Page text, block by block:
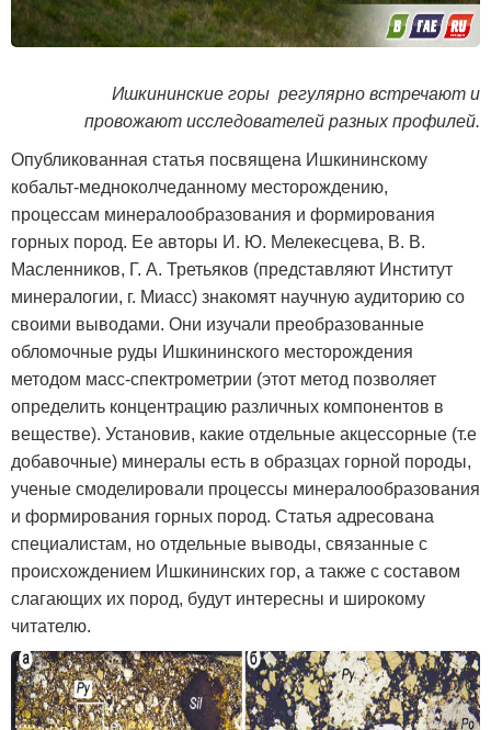
Ишкининские горы регулярно встречают и
провожают исследователей разных профилей.
Опубликованная статья посвящена Ишкининскому
кобальт-медноколчеданному месторождению,
процессам минералообразования и формирования
горных пород. Ее авторы И. Ю. Мелекесцева, В. В.
Масленников, Г. А. Третьяков (представляют Институт
минералогии, г. Миасс) знакомят научную аудиторию со
своими выводами. Они изучали преобразованные
обломочные руды Ишкининского месторождения
методом масс-спектрометрии (этот метод позволяет
определить концентрацию различных компонентов в
веществе). Установив, какие отдельные акцессорные (т.е
добавочные) минералы есть в образцах горной породы,
ученые смоделировали процессы минералообразования
и формирования горных пород. Статья адресована
специалистам, но отдельные выводы, связанные с
происхождением Ишкининских гор, а также с составом
слагающих их пород, будут интересны и широкому
читателю.